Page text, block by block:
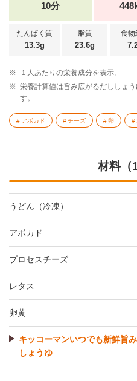
10分
たんぱく質
13.3g
脂質
23.6g
食物
※
１人あたりの栄養成分を表示。
※ 栄養計算値は旨み広がるだししょ
す。
アボカド チーズ 卵
材料（
うどん（冷凍）
アボカド
プロセスチーズ
レタス
卵黄
キッコーマンいつでも新鮮旨
しょうゆ